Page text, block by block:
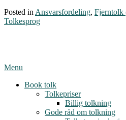
Posted in Ansvarsfordeling, Fjerntolk
Tolkesprog
Menu
Book tolk
Tolkepriser
Billig tolkning
Gode råd om tolkning